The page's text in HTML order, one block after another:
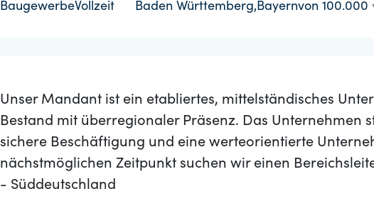
BaugewerbeVollzeit
Baden Württemberg,Bayernvon 100.000
Unser Mandant ist ein etabliertes, mittelständisches
Bestand mit überregionaler Präsenz. Das Unternehmen
sichere Beschäftigung und eine werteorientierte
nächstmöglichen Zeitpunkt suchen wir einen
- Süddeutschland